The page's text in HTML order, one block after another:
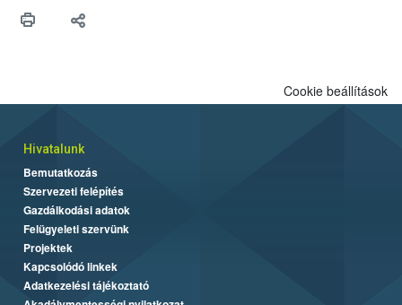
Cookie beállítások
Hivatalunk
Bemutatkozás
Szervezeti felépítés
Gazdálkodási adatok
Felügyeleti szervünk
Projektek
Kapcsolódó linkek
Adatkezelési tájékoztató